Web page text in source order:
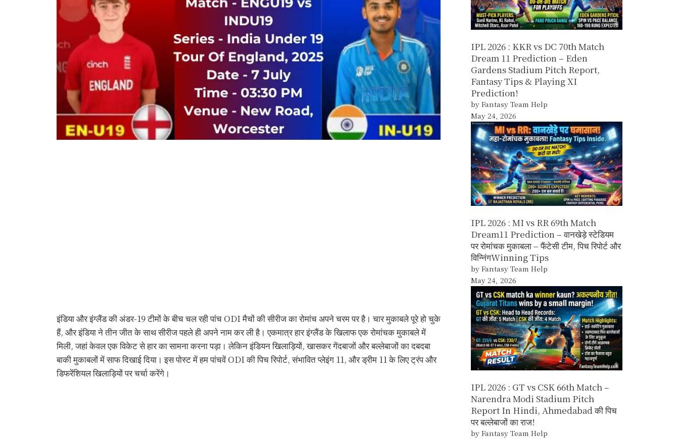
इंडिया और इंग्लैंड की अंडर-19 टीमों के बीच चल रही पांच ODI मैचों की सीरीज का रोमांच अपने चरम पर है। चार मुकाबले पूरे हो चुके
हैं, और इंडिया ने तीन जीत के साथ सीरीज पहले ही अपने नाम कर ली है। एकमात्र हार इंग्लैंड के खिलाफ एक रोमांचक मुकाबले में
मिली, जहां केवल एक विकेट से हार का सामना करना पड़ा। लेकिन इंडियन खिलाड़ियों, खासकर गेंदबाजों और बल्लेबाजों का दबदबा
बाकी मुकाबलों में साफ दिखाई दिया। इस पोस्ट में हम पांचवें ODI की पिच रिपोर्ट, संभावित प्लेइंग 11, और ड्रीम 11 के लिए ट्रंप और
डिफरेंशियल खिलाड़ियों पर चर्चा करेंगे।
IPL 2026 : KKR vs DC 70th Match
Dream 11 Prediction – Eden
Gardens Stadium Pitch Report,
Fantasy Tips & Playing XI
Prediction!
by Fantasy Team Help
May 24, 2026
IPL 2026 : MI vs RR 69th Match
Dream11 Prediction – वानखेड़े स्टेडियम
पर रोमांचक मुकाबला – फैंटेसी टीम, पिच रिपोर्ट और
विन्निंगWinning Tips
by Fantasy Team Help
May 24, 2026
IPL 2026 : GT vs CSK 66th Match –
Narendra Modi Stadium Pitch
Report In Hindi, Ahmedabad की पिच
पर बल्लेबाजों का राज!
by Fantasy Team Help